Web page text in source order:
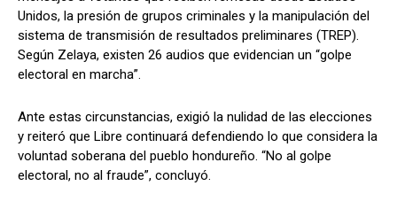
Unidos, la presión de grupos criminales y la manipulación del
sistema de transmisión de resultados preliminares (TREP).
Según Zelaya, existen 26 audios que evidencian un “golpe
electoral en marcha”.
Ante estas circunstancias, exigió la nulidad de las elecciones
y reiteró que Libre continuará defendiendo lo que considera la
voluntad soberana del pueblo hondureño. “No al golpe
electoral, no al fraude”, concluyó.